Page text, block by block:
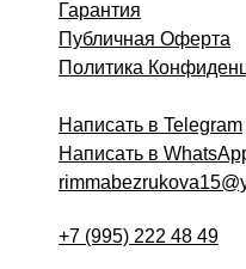
Гарантия
Публичная Оферта
Политика
Написать в Telegram
Написать в
+7 (995) 222 48 49